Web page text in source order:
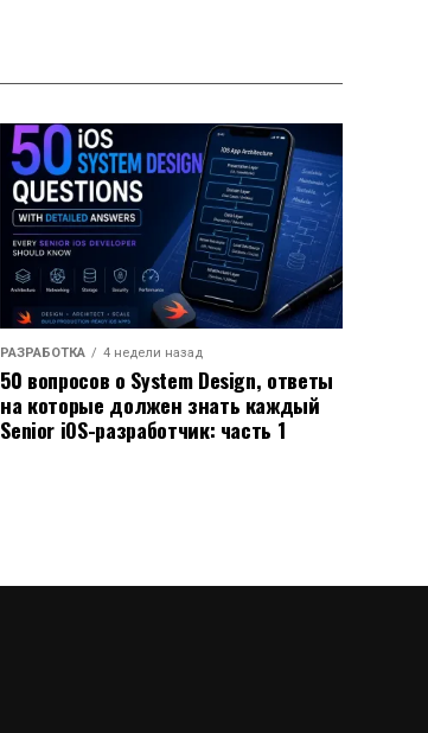
РАЗРАБОТКА 4 недели назад
50 вопросов о System Design, ответы
на которые должен знать каждый
Senior iOS-разработчик: часть 1